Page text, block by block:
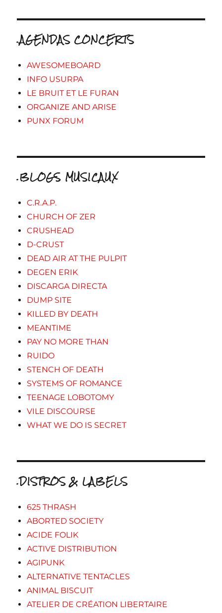
.AGENDAS CONCERTS
AWESOMEBOARD
INFO USURPA
LE BRUIT ET LE FURAN
ORGANIZE AND ARISE
PUNX FORUM
.BLOGS MUSICAUX
C.R.A.P.
CHURCH OF ZER
CRUSHEAD
D-CRUST
DEAD AIR AT THE PULPIT
DEGEN ERIK
DISCARGA DIRECTA
DUMP SITE
KILLED BY DEATH
MEANTIME
PAY NO MORE THAN
RUIDO
STENCH OF DEATH
SYSTEMS OF ROMANCE
TEENAGE LOBOTOMY
VILE DISCOURSE
WHAT WE DO IS SECRET
.DISTROS & LABELS
625 THRASH
ABORTED SOCIETY
ACIDE FOLIK
ACTIVE DISTRIBUTION
AGIPUNK
ALTERNATIVE TENTACLES
ANIMAL BISCUIT
ATELIER DE CRÉATION LIBERTAIRE